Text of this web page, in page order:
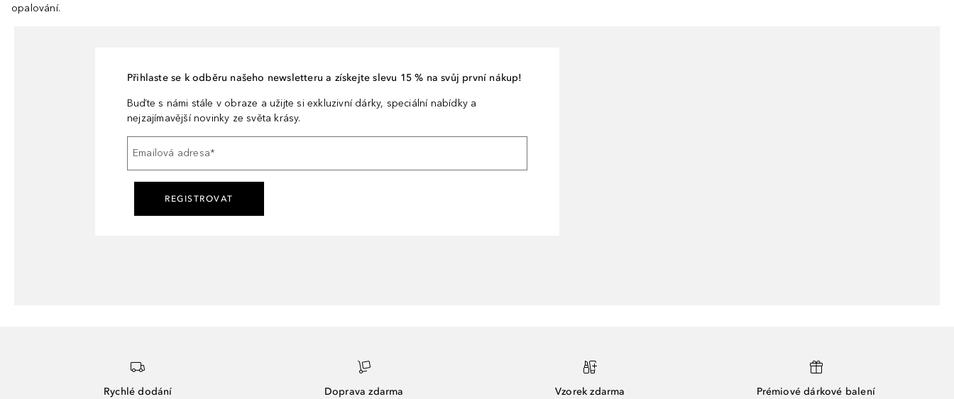
opalování.
Přihlaste se k odběru našeho newsletteru a získejte slevu 15 % na svůj první nákup!
Buďte s námi stále v obraze a užijte si exkluzivní dárky, speciální nabídky a
nejzajímavější novinky ze světa krásy.
Emailová adresa*
REGISTROVAT
Rychlé dodání
Doprava zdarma
Vzorek zdarma
Prémiové dárkové balení